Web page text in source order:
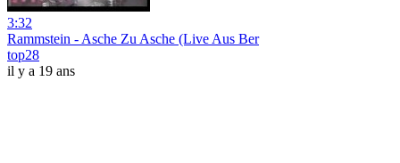
3:32
Rammstein - Asche Zu Asche (Live Aus Ber
top28
il y a 19 ans